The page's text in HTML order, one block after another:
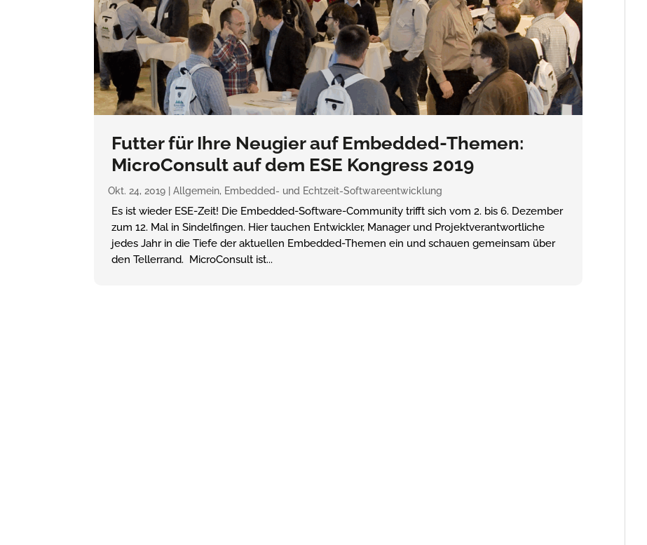
Futter für Ihre Neugier auf Embedded-Themen:
MicroConsult auf dem ESE Kongress 2019
Okt. 24, 2019 |Allgemein, Embedded- und Echtzeit-Softwareentwicklung
Es ist wieder ESE-Zeit! Die Embedded-Software-Community trifft sich vom 2. bis 6. Dezember
zum 12. Mal in Sindelfingen. Hier tauchen Entwickler, Manager und Projektverantwortliche
jedes Jahr in die Tiefe der aktuellen Embedded-Themen ein und schauen gemeinsam über
den Tellerrand. MicroConsult ist...